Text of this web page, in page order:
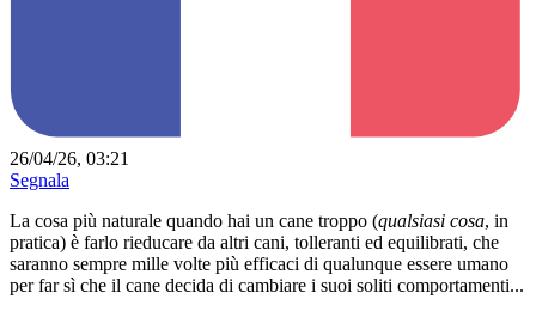
26/04/26, 03:21
Segnala
La cosa più naturale quando hai un cane troppo (qualsiasi cosa, in
pratica) è farlo rieducare da altri cani, tolleranti ed equilibrati, che
saranno sempre mille volte più efficaci di qualunque essere umano
per far sì che il cane decida di cambiare i suoi soliti comportamenti...